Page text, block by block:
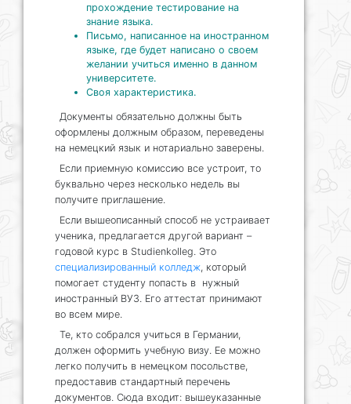
прохождение тестирование на
знание языка.
Письмо, написанное на иностранном
языке, где будет написано о своем
желании учиться именно в данном
университете.
Своя характеристика.
Документы обязательно должны быть
оформлены должным образом, переведены
на немецкий язык и нотариально заверены.
Если приемную комиссию все устроит, то
буквально через несколько недель вы
получите приглашение.
Если вышеописанный способ не устраивает
ученика, предлагается другой вариант –
годовой курс в Studienkolleg. Это
специализированный колледж, который
помогает студенту попасть в нужный
иностранный ВУЗ. Его аттестат принимают
во всем мире.
Те, кто собрался учиться в Германии,
должен оформить учебную визу. Ее можно
легко получить в немецком посольстве,
предоставив стандартный перечень
документов. Сюда входит: вышеуказанные